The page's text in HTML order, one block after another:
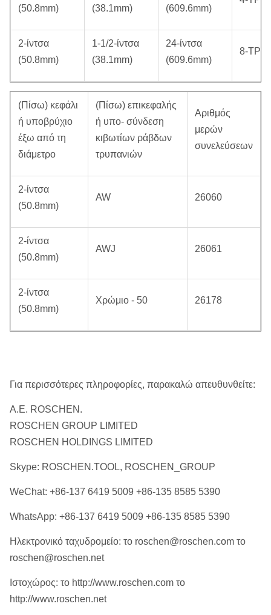
(50.8mm) (38.1mm) (609.6mm)
2-ίντσα
(50.8mm)
1-1/2-ίντσα
(38.1mm)
24-ίντσα
(609.6mm)
8-TPI
(Πίσω) κεφάλι
ή υποβρύχιο
έξω από τη
διάμετρο
(Πίσω) επικεφαλής
ή υπο- σύνδεση
κιβωτίων ράβδων
τρυπανιών
Αριθμός
μερών
συνελεύσεων
2-ίντσα
(50.8mm)
AW 26060
2-ίντσα
(50.8mm)
AWJ 26061
2-ίντσα
(50.8mm)
Χρώμιο ‐ 50 26178
Για περισσότερες πληροφορίες, παρακαλώ απευθυνθείτε:
Α.Ε. ROSCHEN.
ROSCHEN GROUP LIMITED
ROSCHEN HOLDINGS LIMITED
Skype: ROSCHEN.TOOL, ROSCHEN_GROUP
WeChat: +86-137 6419 5009 +86-135 8585 5390
WhatsApp: +86-137 6419 5009 +86-135 8585 5390
Ηλεκτρονικό ταχυδρομείο: το roschen@roschen.com το
roschen@roschen.net
Ιστοχώρος: το http://www.roschen.com το
http://www.roschen.net